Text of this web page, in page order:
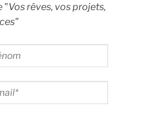
"Vos rêves, vos projets,